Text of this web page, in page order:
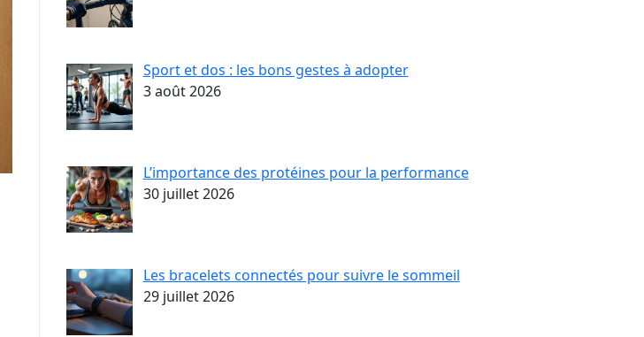
Sport et dos : les bons gestes à adopter
3 août 2026
L’importance des protéines pour la performance
30 juillet 2026
Les bracelets connectés pour suivre le sommeil
29 juillet 2026